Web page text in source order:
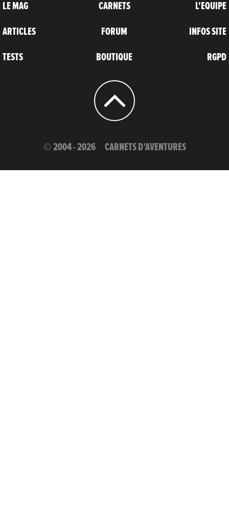
LE MAG
ARTICLES
TESTS
CARNETS
FORUM
BOUTIQUE
L'EQUIPE
INFOS SITE
RGPD
© 2004 - 2026 CARNETS D’AVENTURES